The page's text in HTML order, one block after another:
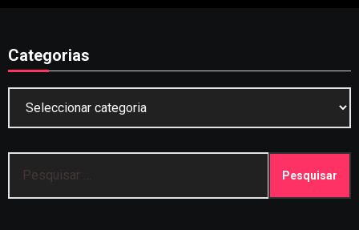
Categorias
por: